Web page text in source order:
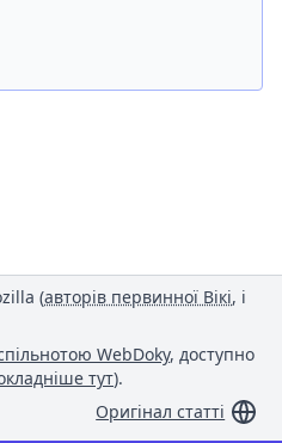
(авторів первинної Вікі, і
WebDoky, доступно
тут).
Оригінал статті